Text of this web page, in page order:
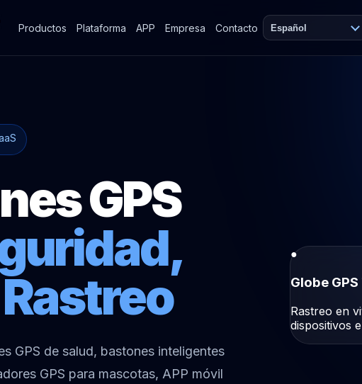
Productos Plataforma APP Empresa Contacto Español
GPS
GPS de salud, bastones inteligentes
GPS para mascotas, APP móvil
●
Globe
Rastreo en
dispositivos